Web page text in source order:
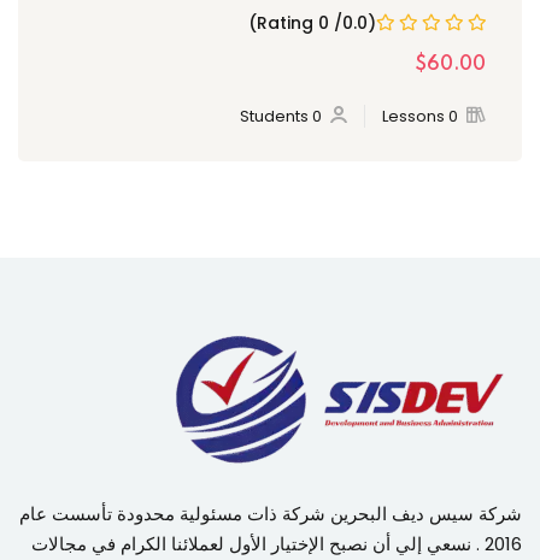
(0.0/ 0 Rating)
$60.00
0 Lessons
0 Students
شركة سيس ديف البحرين شركة ذات مسئولية محدودة تأسست عام
2016 . نسعي إلي أن نصبح الإختيار الأول لعملائنا الكرام في مجالات